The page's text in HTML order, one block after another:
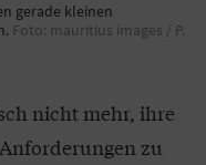
gerade kleinen
Foto: mauritius images / P.
nicht mehr, ihre
zu